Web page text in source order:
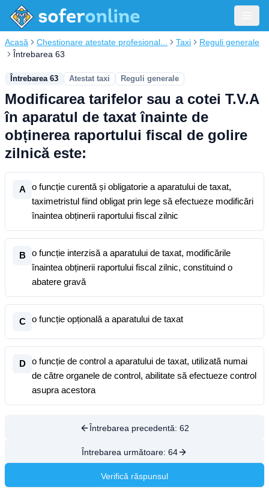
Acasă Chestionare atestate profesional... Taxi
Reguli generale
Întrebarea 63
Întrebarea 63 Atestat taxi Reguli generale
Modificarea tarifelor sau a cotei T.V.A
în aparatul de taxat înainte de
obținerea raportului fiscal de golire
zilnică este:
A
o funcție curentă și obligatorie a aparatului de taxat,
taximetristul fiind obligat prin lege să efectueze modificări
înaintea obținerii raportului fiscal zilnic
B
o funcție interzisă a aparatului de taxat, modificările
înaintea obținerii raportului fiscal zilnic, constituind o
abatere gravă
C o funcție opțională a aparatului de taxat
D
o funcție de control a aparatului de taxat, utilizată numai
de către organele de control, abilitate să efectueze control
asupra acestora
Întrebarea precedentă: 62
Întrebarea următoare: 64
Verifică răspunsul